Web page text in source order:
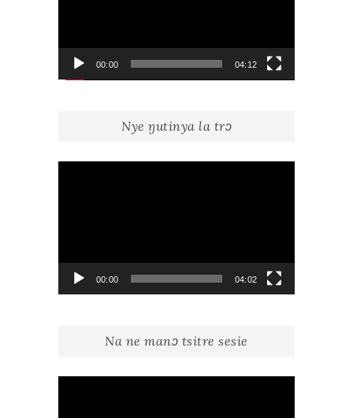
00:00 04:12
Nye ŋutinya la trɔ
00:00 04:02
Na ne manɔ tsitre sesie